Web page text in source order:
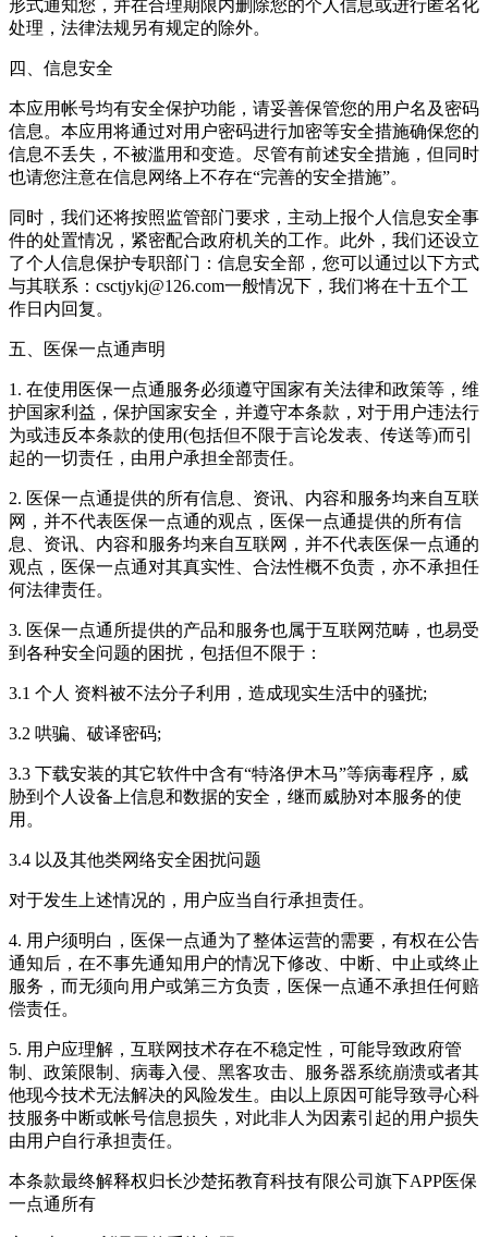
形式通知您，并在合理期限内删除您的个人信息或进行匿名化
处理，法律法规另有规定的除外。
四、信息安全
本应用帐号均有安全保护功能，请妥善保管您的用户名及密码
信息。本应用将通过对用户密码进行加密等安全措施确保您的
信息不丢失，不被滥用和变造。尽管有前述安全措施，但同时
也请您注意在信息网络上不存在“完善的安全措施”。
同时，我们还将按照监管部门要求，主动上报个人信息安全事
件的处置情况，紧密配合政府机关的工作。此外，我们还设立
了个人信息保护专职部门：信息安全部，您可以通过以下方式
与其联系：csctjykj@126.com一般情况下，我们将在十五个工
作日内回复。
五、医保一点通声明
1. 在使用医保一点通服务必须遵守国家有关法律和政策等，维
护国家利益，保护国家安全，并遵守本条款，对于用户违法行
为或违反本条款的使用(包括但不限于言论发表、传送等)而引
起的一切责任，由用户承担全部责任。
2. 医保一点通提供的所有信息、资讯、内容和服务均来自互联
网，并不代表医保一点通的观点，医保一点通提供的所有信
息、资讯、内容和服务均来自互联网，并不代表医保一点通的
观点，医保一点通对其真实性、合法性概不负责，亦不承担任
何法律责任。
3. 医保一点通所提供的产品和服务也属于互联网范畴，也易受
到各种安全问题的困扰，包括但不限于：
3.1 个人 资料被不法分子利用，造成现实生活中的骚扰;
3.2 哄骗、破译密码;
3.3 下载安装的其它软件中含有“特洛伊木马”等病毒程序，威
胁到个人设备上信息和数据的安全，继而威胁对本服务的使
用。
3.4 以及其他类网络安全困扰问题
对于发生上述情况的，用户应当自行承担责任。
4. 用户须明白，医保一点通为了整体运营的需要，有权在公告
通知后，在不事先通知用户的情况下修改、中断、中止或终止
服务，而无须向用户或第三方负责，医保一点通不承担任何赔
偿责任。
5. 用户应理解，互联网技术存在不稳定性，可能导致政府管
制、政策限制、病毒入侵、黑客攻击、服务器系统崩溃或者其
他现今技术无法解决的风险发生。由以上原因可能导致寻心科
技服务中断或帐号信息损失，对此非人为因素引起的用户损失
由用户自行承担责任。
本条款最终解释权归长沙楚拓教育科技有限公司旗下APP医保
一点通所有